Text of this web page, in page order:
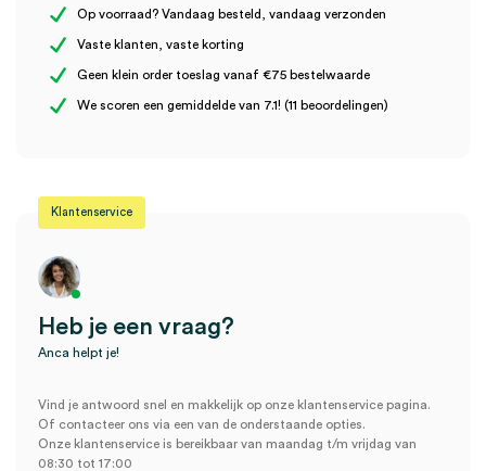
te beoordelen
Op voorraad? Vandaag besteld, vandaag verzonden
Vaste klanten, vaste korting
Geen klein order toeslag vanaf €75 bestelwaarde
We scoren een gemiddelde van 7.1! (11 beoordelingen)
Klantenservice
Heb je een vraag?
Anca helpt je!
Vind je antwoord snel en makkelijk op onze klantenservice pagina.
Of contacteer ons via een van de onderstaande opties.
Onze klantenservice is bereikbaar van maandag t/m vrijdag van
08:30 tot 17:00